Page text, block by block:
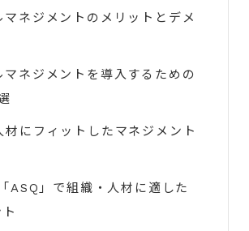
マネジメントのメリットとデメ
マネジメントを導入するための
材にフィットしたマネジメント
ASQ」で組織・人材に適した